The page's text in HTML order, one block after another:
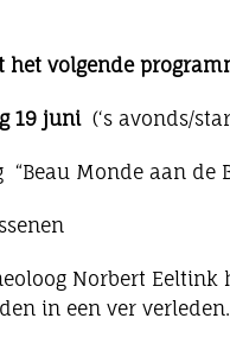
het volgende
19 juni (‘s avonds/
Monde aan de
Norbert
in een ver verleden.